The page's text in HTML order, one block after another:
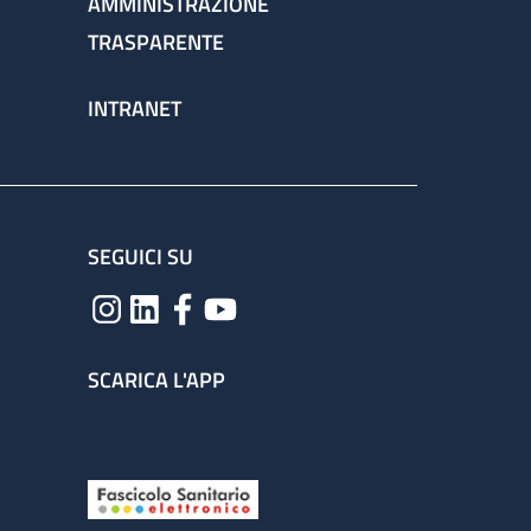
TRASPARENTE
INTRANET
SEGUICI SU
SCARICA L'APP